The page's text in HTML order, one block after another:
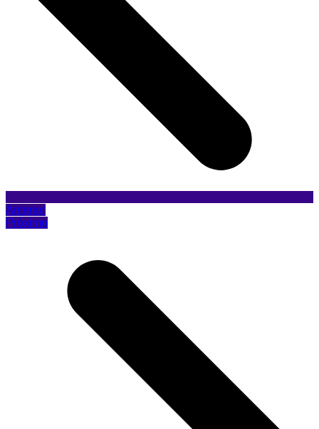
Anterior
Próximo